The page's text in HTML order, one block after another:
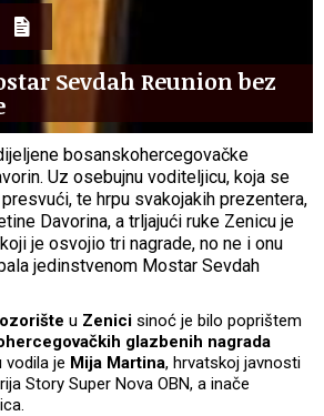
Sevdah Reunion bez
bosanskohercegovačke
Uz osebujnu voditeljicu, koja se
te hrpu svakojakih prezentera,
Davorina, a trljajući ruke Zenicu je
je osvojio tri nagrade, no ne i onu
jedinstvenom Mostar Sevdah
u Zenici sinoć je bilo poprištem
glazbenih nagrada
vodila je Mija Martina, hrvatskoj javnosti
Story Super Nova OBN, a inače